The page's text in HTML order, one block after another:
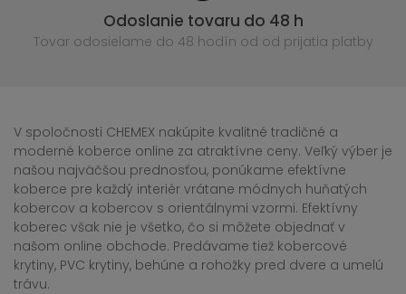
Odoslanie tovaru do 48 h
Tovar odosielame do 48 hodín od od prijatia platby
V spoločnosti CHEMEX nakúpite kvalitné tradičné a
moderné koberce online za atraktívne ceny. Veľký výber je
našou najväčšou prednosťou, ponúkame efektívne
koberce pre každý interiér vrátane módnych huňatých
kobercov a kobercov s orientálnymi vzormi. Efektívny
koberec však nie je všetko, čo si môžete objednať v
našom online obchode. Predávame tiež kobercové
krytiny, PVC krytiny, behúne a rohožky pred dvere a umelú
trávu.